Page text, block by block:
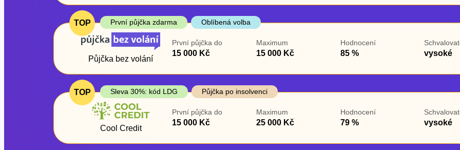
TOP První půjčka zdarma Oblíbená volba
Půjčka bez volání
První půjčka do
15 000 Kč
Maximum
15 000 Kč
Hodnocení
85 % vysoké
TOP Sleva 30%: kód LDG Půjčka po insolvenci
Cool Credit
První půjčka do
15 000 Kč
Maximum
25 000 Kč
Hodnocení
79 % vysoké